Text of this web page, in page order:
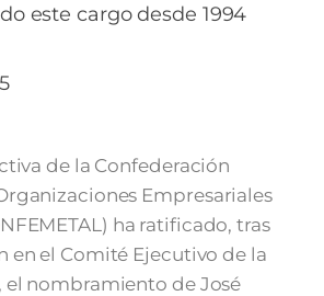
este cargo desde 1994
de la Confederación
Empresariales
ha ratificado, tras
en el Comité Ejecutivo de la
nombramiento de José